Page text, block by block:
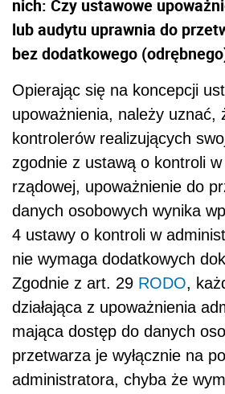
nich: Czy ustawowe
lub audytu uprawnia do
bez dodatkowego
Opierając się na koncepcji
upoważnienia, należy uznać,
kontrolerów realizujących
zgodnie z ustawą o kontroli
rządowej, upoważnienie do
danych osobowych wynika
4 ustawy o kontroli w
nie wymaga dodatkowych
Zgodnie z art. 29 RODO,
działająca z upoważnienia
mająca dostęp do danych
przetwarza je wyłącznie na
administratora, chyba że